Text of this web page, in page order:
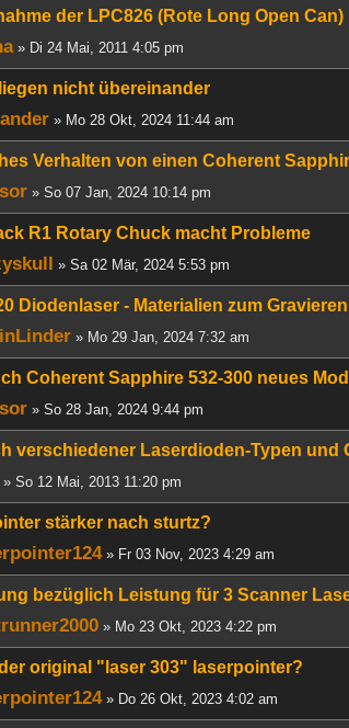
der LPC826 (Rote Long Open Can)
» Di 24 Mai, 2011 4:05 pm
nicht übereinander
» Mo 28 Okt, 2024 11:44 am
Verhalten von einen Coherent
» So 07 Jan, 2024 10:14 pm
R1 Rotary Chuck macht Probleme
» Sa 02 Mär, 2024 5:53 pm
Diodenlaser - Materialien zum Gravieren
» Mo 29 Jan, 2024 7:32 am
Coherent Sapphire 532-300 neues
» So 28 Jan, 2024 9:44 pm
verschiedener Laserdioden-Typen und
» So 12 Mai, 2013 11:20 pm
stärker nach sturtz?
» Fr 03 Nov, 2023 4:29 am
bezüglich Leistung für 3 Scanner
» Mo 23 Okt, 2023 4:22 pm
original "laser 303" laserpointer?
» Do 26 Okt, 2023 4:02 am